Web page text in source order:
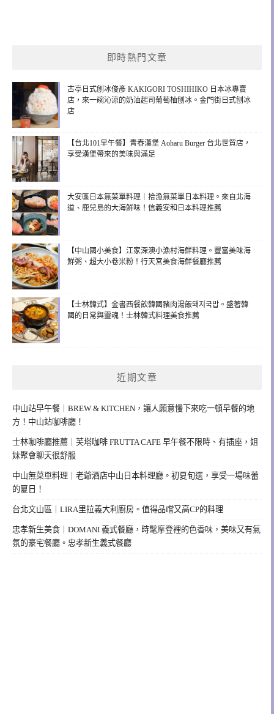
即時熱門文章
古亭日式刨冰俊彥 KAKIGORI TOSHIHIKO 日本冰專賣
店，來一碗沁涼的奶油起司葡萄柚刨冰。金門街日式刨冰
店
【台北101早午餐】青春漢堡 Aoharu Burger 台北世貿店，
享受漢堡帶來的美味與滿足
大安區日本無菜單料理｜拾漁無菜單日本料理。來自北海
道、鹿兒島的大海鮮味！信義安和日本料理推薦
【中山國小美食】江家深澳小漁村海鮮料理。豐富美味海
鮮粥、超大小卷米粉！行天宮美食海鮮餐廳推薦
【士林韓式】金書西餐飲韓國豬肉湯飯돼지국밥。盛著韓
國的日常與靈魂！士林韓式料理美食推薦
近期文章
中山站早午餐｜BREW & KITCHEN，讓人願意慢下來吃一頓早餐的地
方！中山站咖啡廳！
士林咖啡廳推薦｜芙塔咖啡 FRUTTA CAFE 早午餐不限時、有插座，姐
妹聚會聊天很舒服
中山無菜單料理｜老爺酒店中山日本料理廳。初夏旬選，享受一場味蕾
的夏日！
台北文山區｜LIRA里拉義大利廚房。值得品嚐又高CP的料理
忠孝新生美食｜DOMANI 義式餐廳，時髦摩登裡的色香味，美味又有氣
氛的豪宅餐廳。忠孝新生義式餐廳